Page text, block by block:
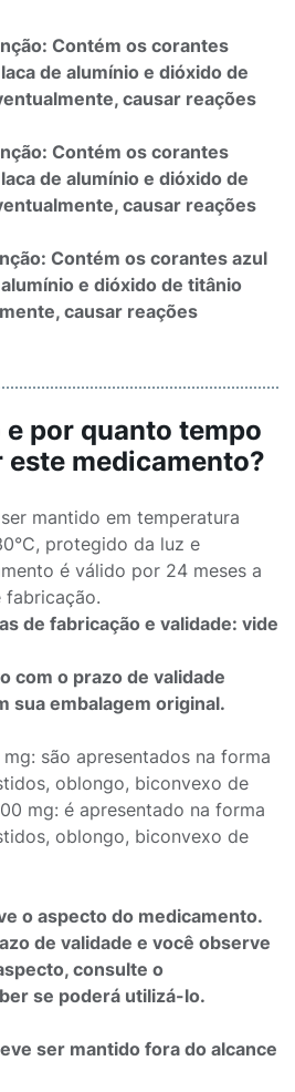
Contém os corantes
de alumínio e dióxido de
causar reações
Contém os corantes
de alumínio e dióxido de
causar reações
Contém os corantes azul
e dióxido de titânio
causar reações
e por quanto tempo
este medicamento?
mantido em temperatura
protegido da luz e
é válido por 24 meses a
fabricação.
de fabricação e validade: vide
com o prazo de validade
sua embalagem original.
são apresentados na forma
oblongo, biconvexo de
mg: é apresentado na forma
oblongo, biconvexo de
o aspecto do medicamento.
de validade e você observe
consulte o
se poderá utilizá-lo.
ser mantido fora do alcance